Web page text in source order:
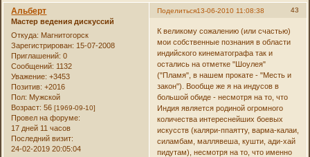
Поделиться 43
13-06-2010 11:08:38
Альберт
Мастер ведения дискуссий
Откуда: Магнитогорск
Зарегистрирован: 15-07-2008
Приглашений: 0
Сообщений: 1132
Уважение: +3453
Позитив: +2016
Пол: Мужской
Возраст: 56[1969-09-10]
Провел на форуме:
17 дней 11 часов
Последний визит:
24-02-2019 20:05:04
К великому сожалению (или счастью)
мои собственные познания в области
индийского кинематографа так и
остались на отметке "Шоулея"
("Пламя", в нашем прокате - "Месть и
закон"). Вообще же я на индусов в
большой обиде - несмотря на то, что
Индия является родиной огромного
количества интереснейших боевых
искусств (каляри-ппаятту, варма-калаи,
силамбам, маллявеша, кушти, ади-хай
пидутам), несмотря на то, что именно